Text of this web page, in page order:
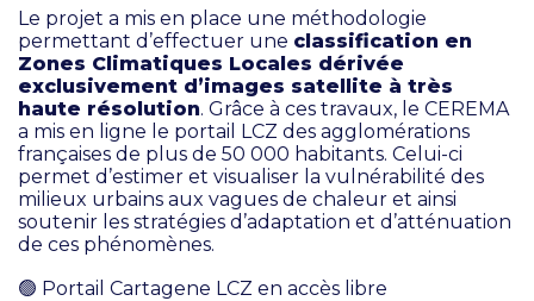
Le projet a mis en place une méthodologie
permettant d’effectuer une classification en
Zones Climatiques Locales dérivée
exclusivement d’images satellite à très
haute résolution. Grâce à ces travaux, le CEREMA
a mis en ligne le portail LCZ des agglomérations
françaises de plus de 50 000 habitants. Celui-ci
permet d’estimer et visualiser la vulnérabilité des
milieux urbains aux vagues de chaleur et ainsi
soutenir les stratégies d’adaptation et d’atténuation
de ces phénomènes.
🟢 Portail Cartagene LCZ en accès libre